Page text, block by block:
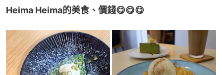
Heima Heima的美食、價錢😋😋😋